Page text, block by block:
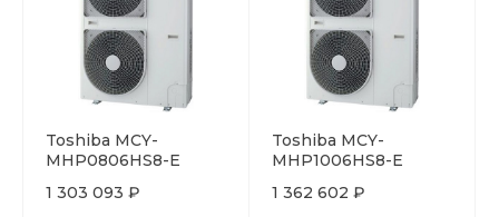
Toshiba MCY-
MHP0806HS8-E
1 303 093 ₽
Toshiba MCY-
MHP1006HS8-E
1 362 602 ₽